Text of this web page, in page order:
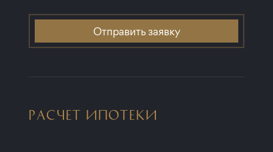
Отправить заявку
РАСЧЕТ ИПОТЕКИ